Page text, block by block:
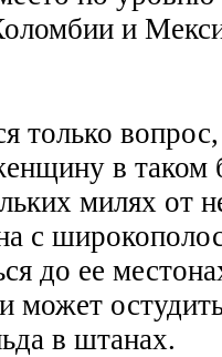
и
только
в таком
милях от
с
до ее
может
в штанах.